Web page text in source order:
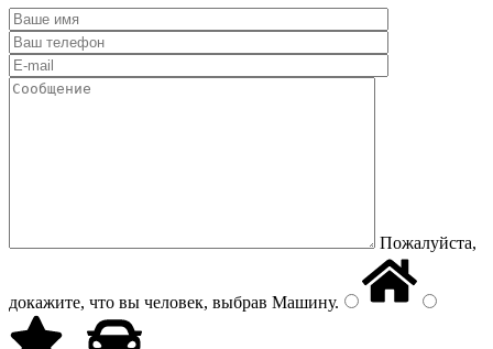
Пожалуйста,
докажите, что вы человек, выбрав Машину.